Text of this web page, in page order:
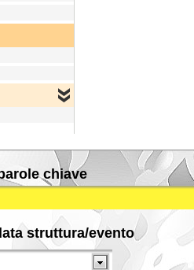
chiave
struttura/evento